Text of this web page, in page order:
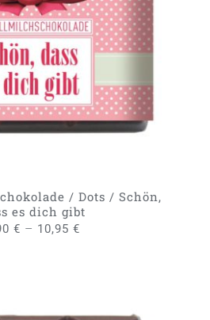
WÄHLEN DIESES
PRODUKT
WEIST
AUF.
DIE
OPTIONEN
KÖNNEN
GEWÄHLT
/
/ Dots / Schön,
es dich gibt
€ – 10,95 €